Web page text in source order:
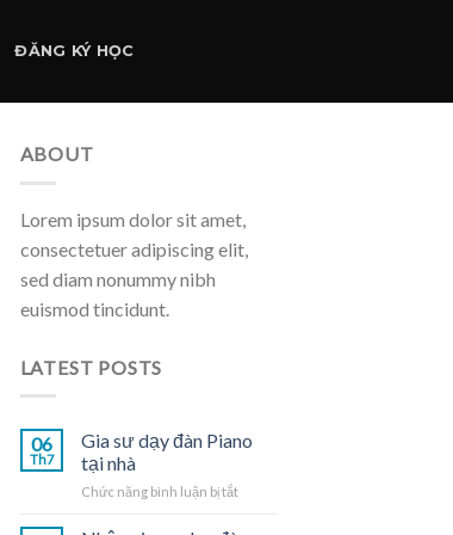
ĐĂNG KÝ HỌC
ABOUT
Lorem ipsum dolor sit amet,
consectetuer adipiscing elit,
sed diam nonummy nibh
euismod tincidunt.
LATEST POSTS
06
Th7
Gia sư dạy đàn Piano
tại nhà
Chức năng bình luận bị tắtở